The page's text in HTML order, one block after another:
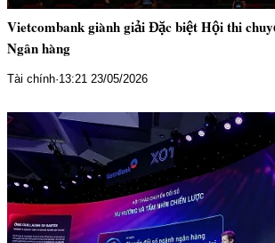
Vietcombank giành giải Đặc biệt Hội thi
Ngân hàng
Tài chính·13:21 23/05/2026